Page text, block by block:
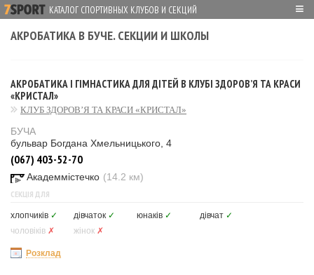
КАТАЛОГ СПОРТИВНЫХ КЛУБОВ И СЕКЦИЙ ≡
АКРОБАТИКА В БУЧЕ. СЕКЦИИ И ШКОЛЫ
АКРОБАТИКА І ГІМНАСТИКА ДЛЯ ДІТЕЙ В КЛУБІ ЗДОРОВ’Я ТА КРАСИ
«КРИСТАЛ»
КЛУБ ЗДОРОВ’Я ТА КРАСИ «КРИСТАЛ»
БУЧА
бульвар Богдана Хмельницького, 4
(067) 403-52-70
Академмістечко (14.2 км)
СЕКЦІЯ ДЛЯ
хлопчиків ✓ дівчаток ✓ юнаків ✓ дівчат ✓
чоловіків ✗ жінок ✗
Розклад